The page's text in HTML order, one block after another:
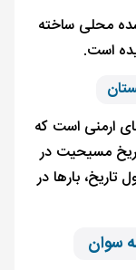
محلی ساخته
است.
ارمنی است که
مسیحیت در
بارها در